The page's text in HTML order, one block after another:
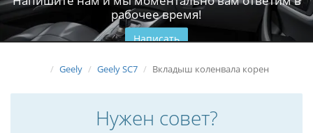
рабочее время!
Написать
Geely Geely SC7 Вкладыш коленвала корен
Нужен совет?